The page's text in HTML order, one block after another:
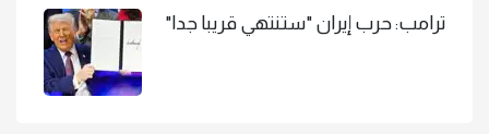
ترامب: حرب إيران "ستنتهي قريبا جدا"